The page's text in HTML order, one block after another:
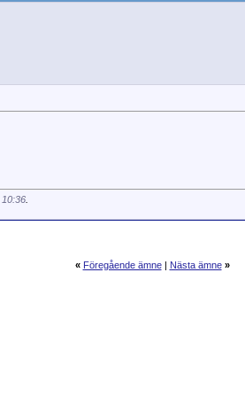
10:36
« Föregående ämne| Nästa ämne »